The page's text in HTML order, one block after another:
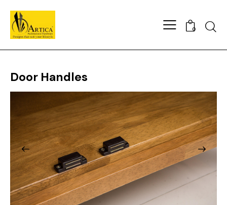
0
Door Handles